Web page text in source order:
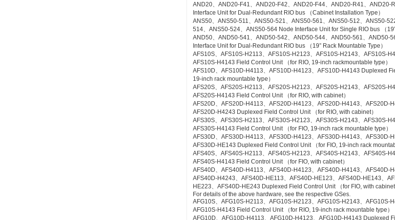
AND20、AND20-F41、AND20-F42、AND20-F44、AND20-R41、AND20-
Interface Unit for Dual-Redundant RIO bus （Cabinet Installation Type）
ANS50、ANS50-511、ANS50-521、ANS50-561、ANS50-512、ANS50-
514、ANS50-524、ANS50-564 Node Interface Unit for Single RIO bus （
AND50、AND50-541、AND50-542、AND50-544、AND50-561、AND50-
Interface Unit for Dual-Redundant RIO bus （19” Rack Mountable Type）
AFS10S、AFS10S-H2113、AFS10S-H2123、AFS10S-H2143、AFS10S-
AFS10S-H4143 Field Control Unit （for RIO, 19-inch rackmountable type）
AFS10D、AFS10D-H4113、AFS10D-H4123、AFS10D-H4143 Duplexed
19-inch rack mountable type）
AFS20S、AFS20S-H2113、AFS20S-H2123、AFS20S-H2143、AFS20S-
AFS20S-H4143 Field Control Unit （for RIO, with cabinet）
AFS20D、AFS20D-H4113、AFS20D-H4123、AFS20D-H4143、AFS20D-
AFS20D-H4243 Duplexed Field Control Unit （for RIO, with cabinet）
AFS30S、AFS30S-H2113、AFS30S-H2123、AFS30S-H2143、AFS30S-
AFS30S-H4143 Field Control Unit （for FIO, 19-inch rack mountable type）
AFS30D、AFS30D-H4113、AFS30D-H4123、AFS30D-H4143、AFS30D-
AFS30D-HE143 Duplexed Field Control Unit （for FIO, 19-inch rack
AFS40S、AFS40S-H2113、AFS40S-H2123、AFS40S-H2143、AFS40S-
AFS40S-H4143 Field Control Unit （for FIO, with cabinet）
AFS40D、AFS40D-H4113、AFS40D-H4123、AFS40D-H4143、AFS40D-
AFS40D-H4243、AFS40D-HE113、AFS40D-HE123、AFS40D-HE143、
HE223、AFS40D-HE243 Duplexed Field Control Unit （for FIO, with cabinet
For details of the above hardware, see the respective GSes.
AFG10S、AFG10S-H2113、AFG10S-H2123、AFG10S-H2143、AFG10S-
AFG10S-H4143 Field Control Unit （for RIO, 19-inch rack mountable type）
AFG10D、AFG10D-H4113、AFG10D-H4123、AFG10D-H4143 Duplexed